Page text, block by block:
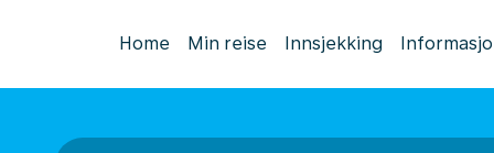
Home Min reise Innsjekking